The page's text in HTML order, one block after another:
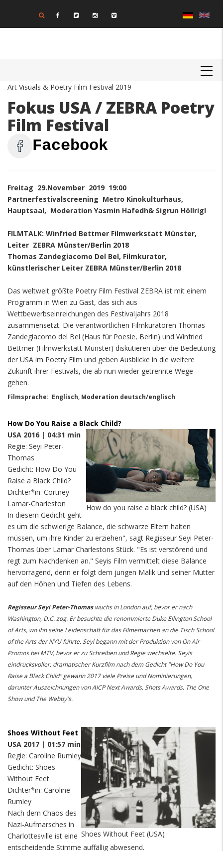
Inhalt
Art Visuals & Poetry Film Festival 2019
Fokus USA / ZEBRA Poetry
Film Festival
Facebook
Freitag 29.November 2019 19:00
Partnerfestivalscreening Metro Kinokulturhaus,
Hauptsaal, Moderation Yasmin Hafedh& Sigrun Höllrigl
FILMTALK: Winfried Bettmer Filmwerkstatt Münster,
Leiter ZEBRA Münster/Berlin 2018
Thomas Zandegiacomo Del Bel, Filmkurator,
künstlerischer Leiter ZEBRA Münster/Berlin 2018
Das weltweit größte Poetry Film Festival ZEBRA ist mit einem
Programm in Wien zu Gast, das sich aus
Wettbewerbseinreichungen des Festivaljahrs 2018
zusammensetzt. Die verantwortlichen Filmkuratoren Thomas
Zandegiacomo del Bel (Haus für Poesie, Berlin) und Winfried
Bettmer (Filmwerkstatt Münster) diskutieren über die Bedeutung
der USA im Poetry Film und geben Ausblicke in die weitere
Zukunft ihrer Festivals, die ab nun wieder getrennte Wege
gehen.
Filmsprache: Englisch, Moderation deutsch/englisch
How Do You Raise a Black Child?
How do you raise a black child? (USA)
USA 2016 | 04:31 min
Regie: Seyi Peter-
Thomas
Gedicht: How Do You
Raise a Black Child?
Dichter*in: Cortney
Lamar-Charleston
In diesem Gedicht geht
es um die schwierige Balance, die schwarze Eltern halten
müssen, um ihre Kinder zu erziehen", sagt Regisseur Seyi Peter-
Thomas über Lamar Charlestons Stück. "Es ist verstörend und
regt zum Nachdenken an." Seyis Film vermittelt diese Balance
hervorragend, denn er folgt dem jungen Malik und seiner Mutter
auf den Höhen und Tiefen des Lebens.
Regisseur Seyi Peter-Thomaswuchs in London auf, bevor er nach
Washington, D.C. zog. Er besuchte die renommierte Duke Ellington School
of Arts, wo ihn seine Leidenschaft für das Filmemachen an die Tisch School
of the Arts der NYU führte. Seyi begann mit der Produktion von On Air
Promos bei MTV, bevor er zu Schreiben und Regie wechselte. Seyis
eindrucksvoller, dramatischer Kurzfilm nach dem Gedicht "How Do You
Raise a Black Child" gewann 2017 viele Preise und Nominierungen,
darunter Auszeichnungen von AICP Next Awards, Shots Awards, The One
Show und The Webby's.
Shoes Without Feet
Shoes Without Feet (USA)
USA 2017 | 01:57 min
Regie: Caroline Rumley
Gedicht: Shoes
Without Feet
Dichter*in: Caroline
Rumley
Nach dem Chaos des
Nazi-Aufmarsches in
Charlottesville ist eine
entscheidende Stimme auffällig abwesend.